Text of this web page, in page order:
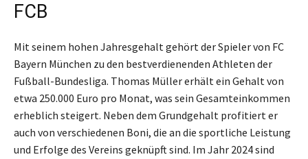
FCB
Mit seinem hohen Jahresgehalt gehört der Spieler von FC
Bayern München zu den bestverdienenden Athleten der
Fußball-Bundesliga. Thomas Müller erhält ein Gehalt von
etwa 250.000 Euro pro Monat, was sein Gesamteinkommen
erheblich steigert. Neben dem Grundgehalt profitiert er
auch von verschiedenen Boni, die an die sportliche Leistung
und Erfolge des Vereins geknüpft sind. Im Jahr 2024 sind